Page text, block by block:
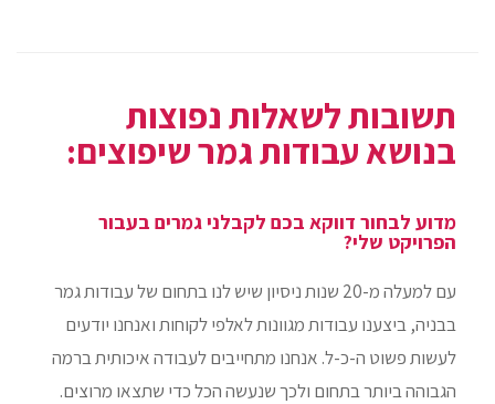
תשובות לשאלות נפוצות
בנושא עבודות גמר שיפוצים:
מדוע לבחור דווקא בכם לקבלני גמרים בעבור
הפרויקט שלי?
עם למעלה מ-20 שנות ניסיון שיש לנו בתחום של עבודות גמר
בבניה, ביצענו עבודות מגוונות לאלפי לקוחות ואנחנו יודעים
לעשות פשוט ה-כ-ל. אנחנו מתחייבים לעבודה איכותית ברמה
הגבוהה ביותר בתחום ולכך שנעשה הכל כדי שתצאו מרוצים.